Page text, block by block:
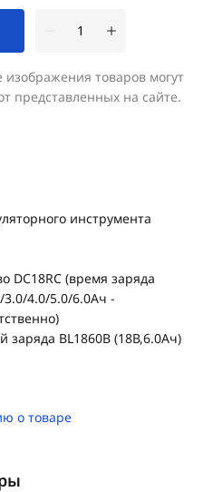
товаров могут
представленных на сайте.
инструмента
DC18RС (время заряда
3.0/4.0/5.0/6.0Ач -
заряда BL1860B (18В,6.0Ач)
о товаре